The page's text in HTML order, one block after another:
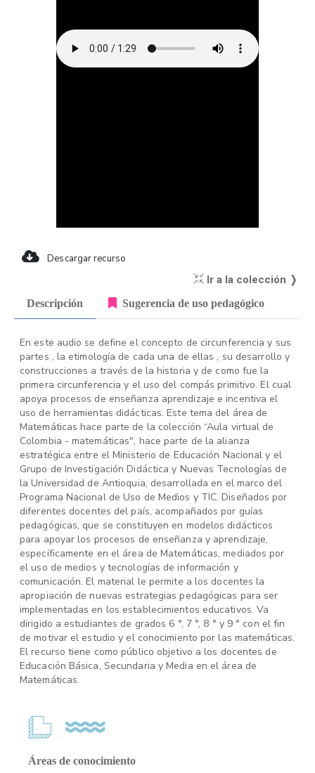
Descargar recurso
Ir a la colección ❭
Descripción Sugerencia de uso pedagógico
En este audio se define el concepto de circunferencia y sus
partes , la etimología de cada una de ellas , su desarrollo y
construcciones a través de la historia y de como fue la
primera circunferencia y el uso del compás primitivo. El cual
apoya procesos de enseñanza aprendizaje e incentiva el
uso de herramientas didácticas. Este tema del área de
Matemáticas hace parte de la colección “Aula virtual de
Colombia - matemáticas", hace parte de la alianza
estratégica entre el Ministerio de Educación Nacional y el
Grupo de Investigación Didáctica y Nuevas Tecnologías de
la Universidad de Antioquia, desarrollada en el marco del
Programa Nacional de Uso de Medios y TIC. Diseñados por
diferentes docentes del país, acompañados por guías
pedagógicas, que se constituyen en modelos didácticos
para apoyar los procesos de enseñanza y aprendizaje,
específicamente en el área de Matemáticas, mediados por
el uso de medios y tecnologías de información y
comunicación. El material le permite a los docentes la
apropiación de nuevas estrategias pedagógicas para ser
implementadas en los establecimientos educativos. Va
dirigido a estudiantes de grados 6 °, 7 °, 8 ° y 9 ° con el fin
de motivar el estudio y el conocimiento por las matemáticas.
El recurso tiene como público objetivo a los docentes de
Educación Básica, Secundaria y Media en el área de
Matemáticas.
Áreas de conocimiento